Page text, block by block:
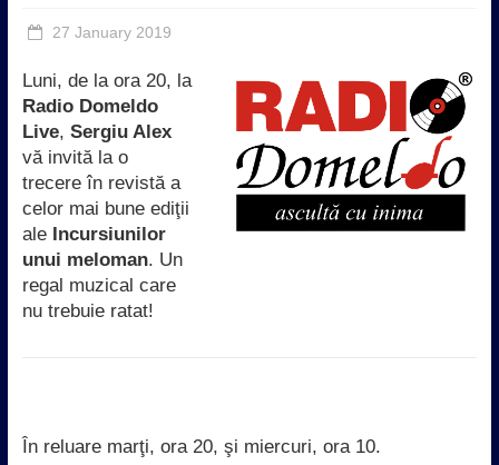
27 January 2019
Luni, de la ora 20, la
Radio Domeldo
Live, Sergiu Alex
vă invită la o
trecere în revistă a
celor mai bune ediţii
ale Incursiunilor
unui meloman. Un
regal muzical care
nu trebuie ratat!
În reluare marţi, ora 20, şi miercuri, ora 10.